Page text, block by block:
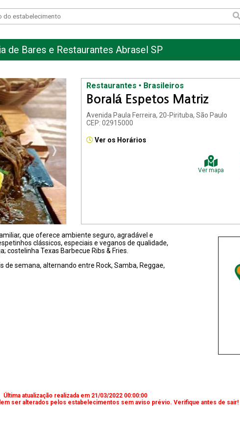
de Bares e Restaurantes Abrasel SP
Restaurantes • Brasileiros
Boralá Espetos Matriz
Avenida Paula Ferreira, 20-Pirituba, São Paulo
CEP: 02915000
Ver os Horários
Ver mapa
que oferece ambiente seguro, agradável e
clássicos, especiais e veganos de qualidade,
costelinha Texas Barbecue Ribs & Fries.
semana, alternando entre Rock, Samba, Reggae,
Última atualização realizada em 21/03/2022 00:00:00
ser alterados pelos estabelecimentos sem aviso prévio. Verifique antes de sair!